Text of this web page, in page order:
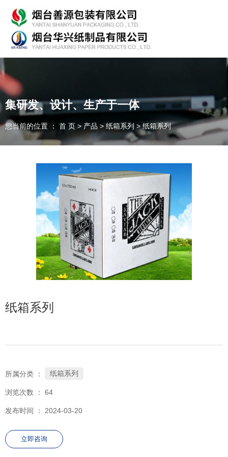
随时为客户提供各种纸箱、纸板
一件起订、源头厂家、精准交货
全国咨询热线：
135-7354-8183
152-7557-0890
集研发、设计、生产于一体
您当前的位置 ： 首 页 > 产品 > 纸箱系列 >纸箱系列
纸箱系列
所属分类 ： 纸箱系列
浏览次数 ： 64
发布时间 ： 2024-03-20
立即咨询